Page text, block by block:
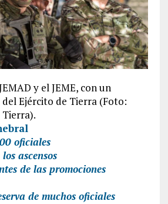
y el JEME, con un
Ejército de Tierra (Foto:
oficiales
ascensos
de las promociones
de muchos oficiales